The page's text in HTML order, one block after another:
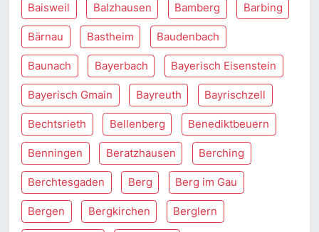
Baisweil Balzhausen Bamberg Barbing
Bärnau Bastheim Baudenbach
Baunach Bayerbach Bayerisch Eisenstein
Bayerisch Gmain Bayreuth Bayrischzell
Bechtsrieth Bellenberg Benediktbeuern
Benningen Beratzhausen Berching
Berchtesgaden Berg Berg im Gau
Bergen Bergkirchen Berglern